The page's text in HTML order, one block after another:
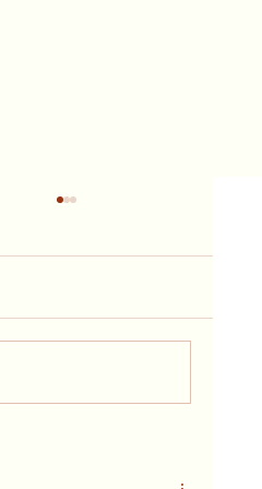
LIVING with
- Sustainable VEGAN